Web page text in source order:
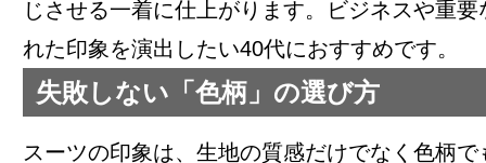
じさせる一着に仕上がります。ビジネスや重
れた印象を演出したい40代におすすめです。
失敗しない「色柄」の選び方
スーツの印象は、生地の質感だけでなく色柄